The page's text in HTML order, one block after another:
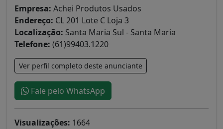
Empresa: Achei Produtos Usados
Endereço: CL 201 Lote C Loja 3
Localização: Santa Maria Sul - Santa Maria
Telefone: (61)99403.1220
Ver perfil completo deste anunciante
Fale pelo WhatsApp
Visualizações: 1664